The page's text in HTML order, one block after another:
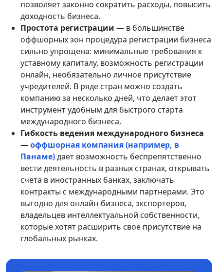
позволяет законно сократить расходы, повысить
доходность бизнеса.
Простота регистрации — в большинстве
оффшорных зон процедура регистрации бизнеса
сильно упрощена: минимальные требования к
уставному капиталу, возможность регистрации
онлайн, необязательно личное присутствие
учредителей. В ряде стран можно создать
компанию за несколько дней, что делает этот
инструмент удобным для быстрого старта
международного бизнеса.
Гибкость ведения международного бизнеса
—оффшорная компания (например, в
Панаме)дает возможность беспрепятственно
вести деятельность в разных странах, открывать
счета в иностранных банках, заключать
контракты с международными партнерами. Это
выгодно для онлайн-бизнеса, экспортеров,
владельцев интеллектуальной собственности,
которые хотят расширить свое присутствие на
глобальных рынках.